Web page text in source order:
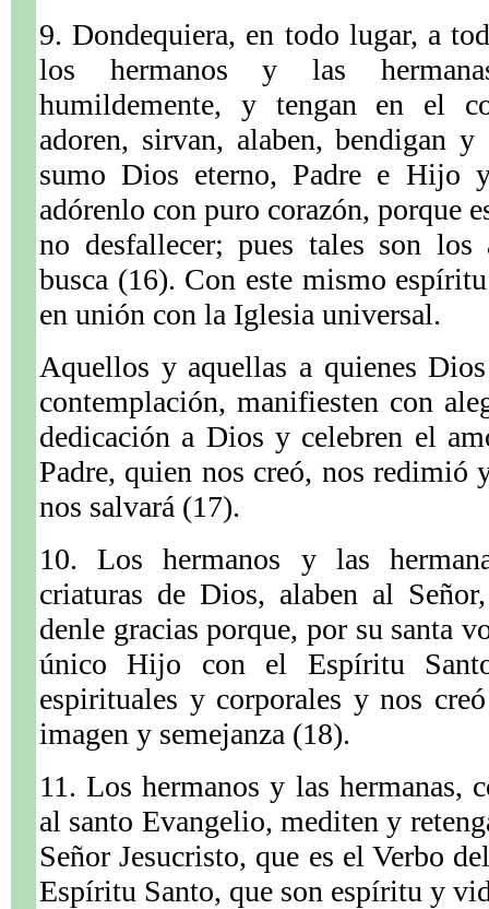
9. Dondequiera, en todo lugar, a
los hermanos y las
humildemente, y tengan en el
adoren, sirvan, alaben, bendigan
sumo Dios eterno, Padre e Hijo
adórenlo con puro corazón, porque
no desfallecer; pues tales son los
busca (16). Con este mismo
en unión con la Iglesia universal.
Aquellos y aquellas a quienes
contemplación, manifiesten con
dedicación a Dios y celebren el
Padre, quien nos creó, nos redimió
nos salvará (17).
10. Los hermanos y las
criaturas de Dios, alaben al
denle gracias porque, por su santa
único Hijo con el Espíritu
espirituales y corporales y nos
imagen y semejanza (18).
11. Los hermanos y las hermanas,
al santo Evangelio, mediten y
Señor Jesucristo, que es el Verbo
Espíritu Santo, que son espíritu y